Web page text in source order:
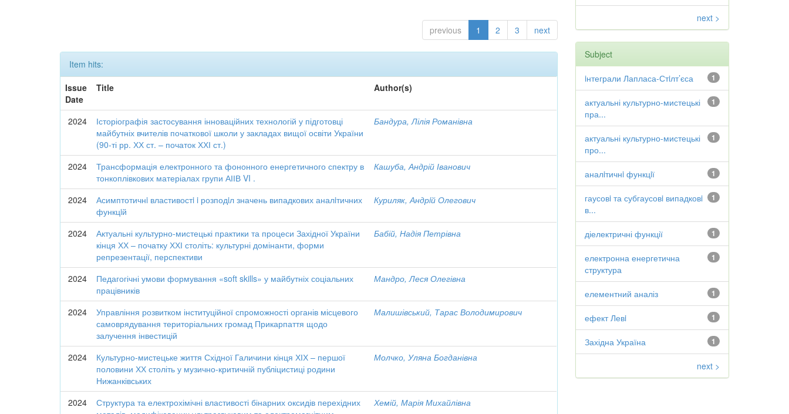
previous 1 2 3 next
Item hits:
Issue
Date
Title Author(s)
2024
Історіографія застосування інноваційних технологій у підготовці
майбутніх вчителів початкової школи у закладах вищої освіти України
(90-ті рр. ХХ ст. – початок ХХІ ст.)
Бандура, Лілія Романівна
2024
Трансформація електронного та фононного енергетичного спектру в
тонкоплівкових матеріалах групи АІІВ VI .
Кашуба, Андрій Іванович
2024
Асимптотичнi властивостi i розподiл значень випадкових аналiтичних
функцiй
Куриляк, Андрiй Олегович
2024
Актуальні культурно-мистецькі практики та процеси Західної України
кінця ХХ – початку ХХІ століть: культурні домінанти, форми
репрезентації, перспективи
Бабій, Надія Петрівна
2024
Педагогічні умови формування «soft skills» у майбутніх соціальних
працівників
Мандро, Леся Олегівна
2024
Управління розвитком інституційної спроможності органів місцевого
самоврядування територіальних громад Прикарпаття щодо
залучення інвестицій
Малишівський, Тарас Володимирович
2024
Культурно-мистецьке життя Східної Галичини кінця ХІХ – першої
половини ХХ століть у музично-критичній публіцистиці родини
Нижанківських
Молчко, Уляна Богданівна
2024
Структура та електрохімічні властивості бінарних оксидів перехідних
Хемій, Марія Михайлівна
next >
Subject
1
iнтеграли Лапласа-Стiлт’єса
1
актуальні культурно-мистецькі
пра...
1
актуальні культурно-мистецькі
про...
1
аналiтичнi функцiї
1
гаусовi та субгаусовi випадковi
в...
1
діелектричні функції
1
електронна енергетична
структура
1
елементний аналіз
1
ефект Левi
1
Західна Україна
next >